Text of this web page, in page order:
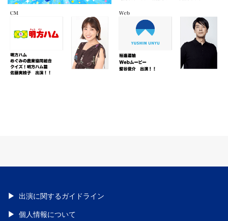
出演に関するガイドライン
個人情報について